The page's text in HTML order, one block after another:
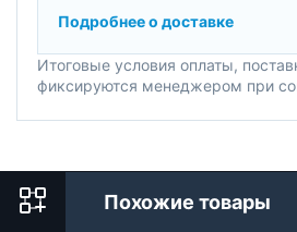
Подробнее о доставке
Итоговые условия оплаты,
фиксируются менеджером при
Похожие товары